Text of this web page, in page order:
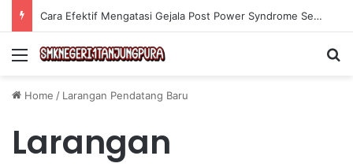
Cara Efektif Mengatasi Gejala Post Power Syndrome Setelah Pensiun Kerja
Menu
Home / Larangan Pendatang Baru
Larangan